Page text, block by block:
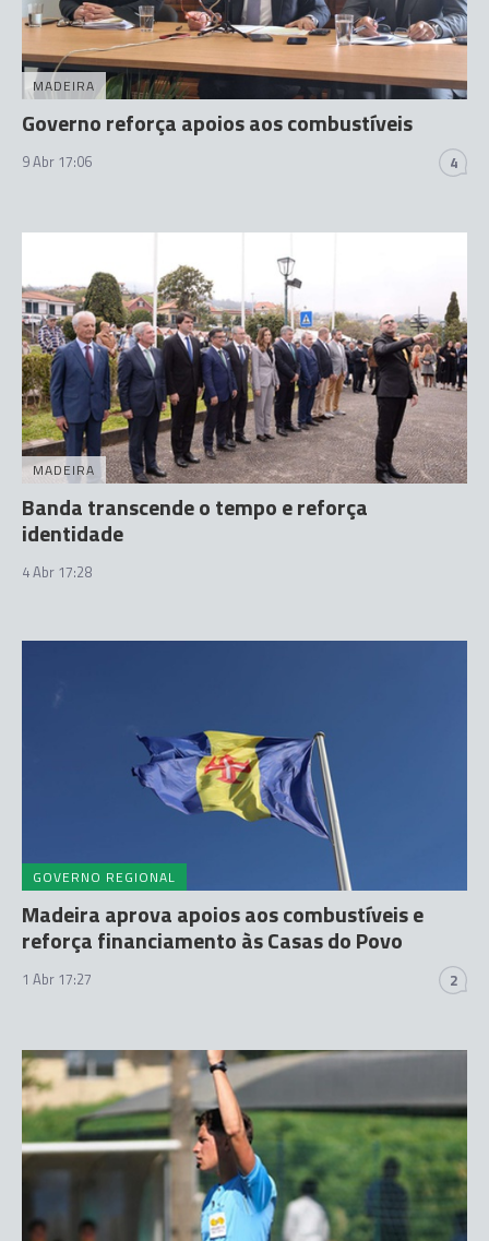
MADEIRA
Governo reforça apoios aos combustíveis
9 Abr 17:06 4
MADEIRA
Banda transcende o tempo e reforça
identidade
4 Abr 17:28
GOVERNO REGIONAL
Madeira aprova apoios aos combustíveis e
reforça financiamento às Casas do Povo
1 Abr 17:27 2